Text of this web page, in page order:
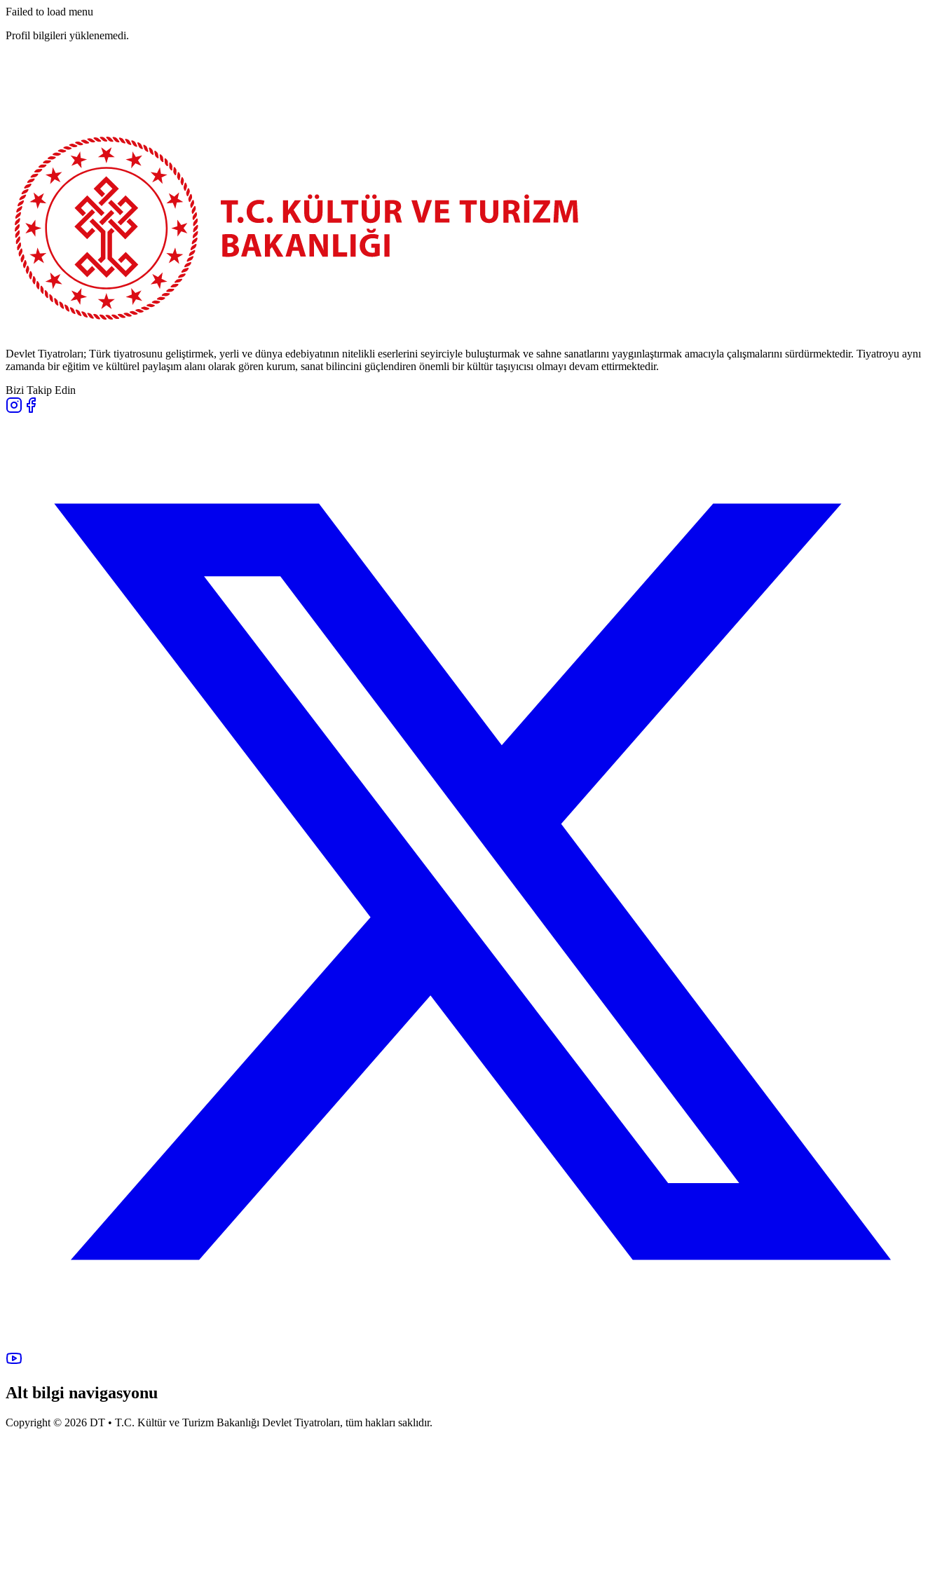
Failed to load menu
Profil bilgileri yüklenemedi.
Devlet Tiyatroları; Türk tiyatrosunu geliştirmek, yerli ve dünya edebiyatının nitelikli eserlerini seyirciyle buluşturmak ve sahne sanatlarını yaygınlaştırmak amacıyla çalışmalarını sürdürmektedir. Tiyatroyu aynı
zamanda bir eğitim ve kültürel paylaşım alanı olarak gören kurum, sanat bilincini güçlendiren önemli bir kültür taşıyıcısı olmayı devam ettirmektedir.
Bizi Takip Edin
Alt bilgi navigasyonu
Copyright © 2026 DT • T.C. Kültür ve Turizm Bakanlığı Devlet Tiyatroları, tüm hakları saklıdır.